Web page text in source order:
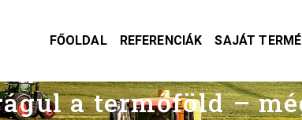
FŐOLDAL REFERENCIÁK SAJÁT
a termőföld –